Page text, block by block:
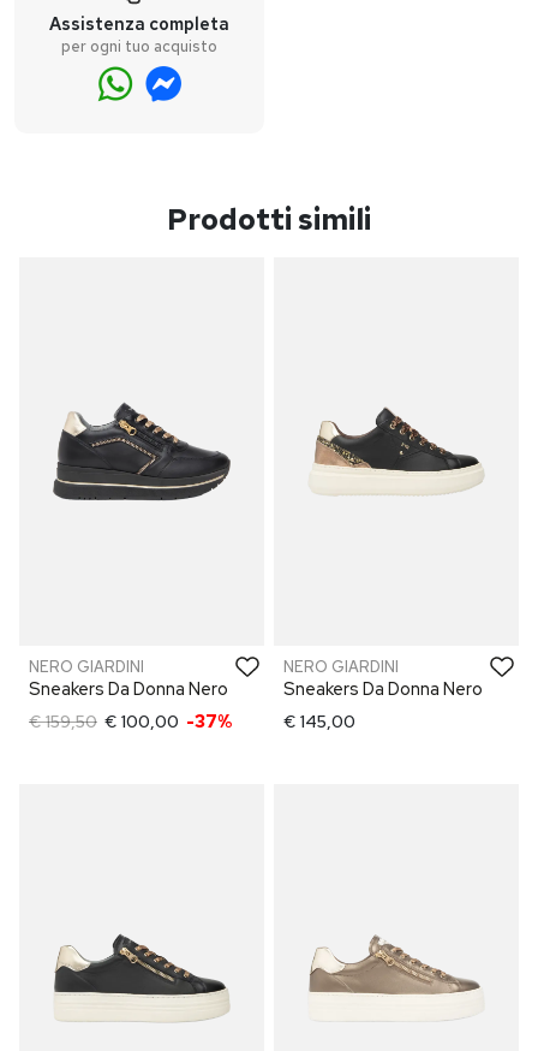
Assistenza completa
per ogni tuo acquisto
Prodotti simili
NERO GIARDINI
Sneakers Da Donna Nero
€ 159,50 € 100,00 -37%
NERO GIARDINI
Sneakers Da Donna Nero
€ 145,00